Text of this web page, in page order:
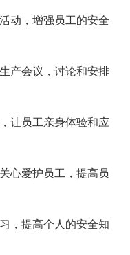
动，增强员工的安全
产会议，讨论和安排
让员工亲身体验和应
心爱护员工，提高员
，提高个人的安全知